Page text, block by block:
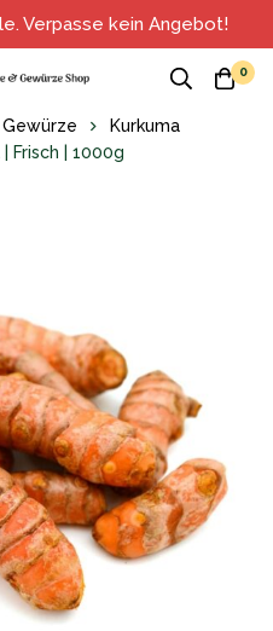
Verpasse kein Angebot!
0
Gewürze
Kurkuma
| Frisch | 1000g